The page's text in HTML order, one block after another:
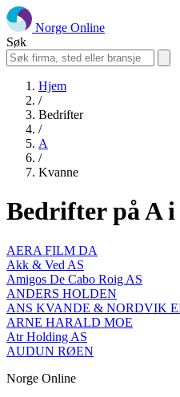
Norge Online
Søk
Hjem
/
Bedrifter
/
A
/
Kvanne
Bedrifter på A
AERA FILM DA
Akk & Ved AS
Amigos De Cabo Roig AS
ANDERS HOLDEN
ANS KVANDE & NORDVIK
ARNE HARALD MOE
Atr Holding AS
AUDUN RØEN
Norge Online